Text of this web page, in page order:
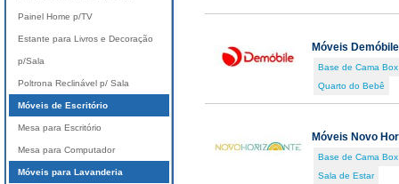
Móveis Demóbile
Base de Cama Box
Quarto do Bebê
Móveis Novo
Base de Cama Box
Sala de Estar
Painel Home p/TV
Estante para Livros e Decoração
p/Sala
Poltrona Reclinável p/ Sala
Móveis de Escritório
Mesa para Escritório
Mesa para Computador
Móveis para Lavanderia